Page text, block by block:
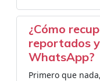
¿Cómo
reportados
WhatsApp?
Primero que